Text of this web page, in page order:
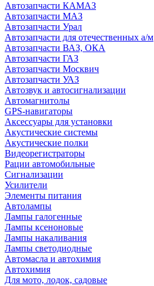
Автозапчасти КАМАЗ
Автозапчасти МАЗ
Автозапчасти Урал
Автозапчасти для отечественных а/м
Автозапчасти ВАЗ, ОКА
Автозапчасти ГАЗ
Автозапчасти Москвич
Автозапчасти УАЗ
Автозвук и автосигнализации
Автомагнитолы
GPS-навигаторы
Аксессуары для установки
Акустические системы
Акустические полки
Видеорегистраторы
Рации автомобильные
Сигнализации
Усилители
Элементы питания
Автолампы
Лампы галогенные
Лампы ксеноновые
Лампы накаливания
Лампы светодиодные
Автомасла и автохимия
Автохимия
Для мото, лодок, садовые